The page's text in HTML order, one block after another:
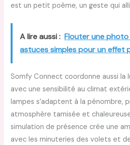
est un petit poème, un geste qui
A lire aussi : Flouter une photo
astuces simples pour un effet
Somfy Connect coordonne aussi la
avec une sensibilité au climat
lampes s’adaptent à la pénombre,
atmosphère tamisée et
simulation de présence crée une
avec les minuteries des volets et